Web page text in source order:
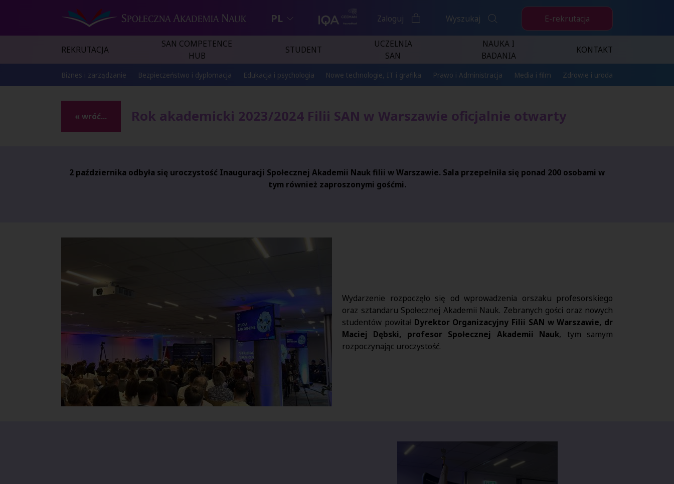
PL Zaloguj Wyszukaj E-rekrutacja
REKRUTACJA
SAN COMPETENCE
HUB
STUDENT
UCZELNIA
SAN
NAUKA I
BADANIA
KONTAKT
Biznes i zarządzanie Bezpieczeństwo i dyplomacja Edukacja i psychologia Nowe technologie, IT i grafika Prawo i Administracja Media i film Zdrowie i uroda
« wróć... Rok akademicki 2023/2024 Filii SAN w Warszawie oficjalnie otwarty
2 października odbyła się uroczystość Inauguracji Społecznej Akademii Nauk filii w Warszawie. Sala przepełniła się ponad 200 osobami w
tym również zaproszonymi gośćmi.
Wydarzenie rozpoczęło się od wprowadzenia orszaku profesorskiego
oraz sztandaru Społecznej Akademii Nauk. Zebranych gości oraz nowych
studentów powitał Dyrektor Organizacyjny Filii SAN w Warszawie, dr
Maciej Dębski, profesor Społecznej Akademii Nauk, tym samym
rozpoczynając uroczystość.